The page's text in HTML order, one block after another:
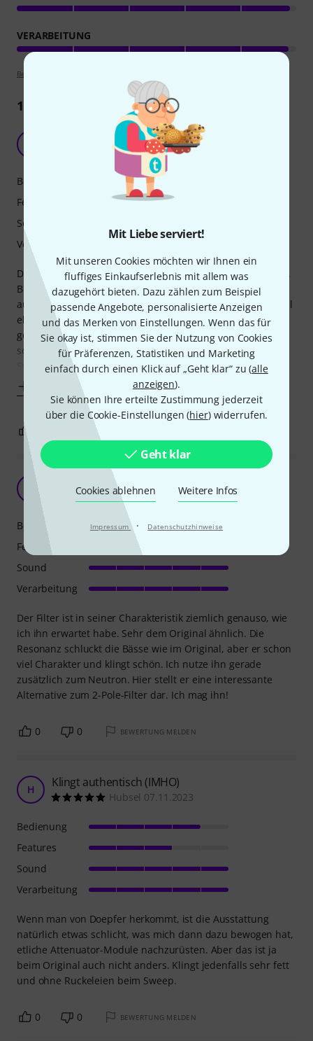
Mit Liebe serviert!
Mit unseren Cookies möchten wir Ihnen ein
fluffiges Einkaufserlebnis mit allem was
dazugehört bieten. Dazu zählen zum Beispiel
passende Angebote, personalisierte Anzeigen
und das Merken von Einstellungen. Wenn das für
Sie okay ist, stimmen Sie der Nutzung von Cookies
für Präferenzen, Statistiken und Marketing
einfach durch einen Klick auf „Geht klar“ zu (alle
anzeigen).
Sie können Ihre erteilte Zustimmung jederzeit
über die Cookie-Einstellungen (hier) widerrufen.
Geht klar
Cookies ablehnen Weitere Infos
Impressum · Datenschutzhinweise
VERARBEITUNG
Bewertungsrichtlinien
16
Marco99 06.07.2020
Dieser Filter ist kein Schönfilter, er klingt eben authentisch.
Behringers Roland 100 Filter dagegen ist ein Schönfilter,
auch er klingt authentisch aber eben einfach schön - er will
eben jedem gefallen. Als Bobby damals 1964 seinen Filter
gebaut hatte, da war dieser nicht auf Schönheit getrimmt,
sondern er sollte einfach mal filtern. Der Charakter eines
System 55 hat
Mehr anzeigen
Bedienung
Features
Sound
Verarbeitung
Wie erwartet und erhofft
EduardS 17.07.2020
Der Filter ist in seiner Charakteristik ziemlich genauso, wie
ich ihn erwartet habe. Sehr dem Original ähnlich. Die
Resonanz schluckt die Bässe wie im Original, aber er schon
viel Charakter und klingt schön. Ich nutze ihn gerade
zusätzlich zum Neutron. Hier stellt er eine interessante
Alternative zum 2-Pole-Filter dar. Ich mag ihn!
Bedienung
Features
Sound
Verarbeitung
0 0 BEWERTUNG MELDEN
H Klingt authentisch (IMHO)
Hubsel 07.11.2023
Wenn man von Doepfer herkommt, ist die Ausstattung
natürlich etwas schlicht, was mich dann dazu bewogen hat,
etliche Attenuator-Module nachzurüsten. Aber das ist ja
beim Original auch nicht anders. Klingt jedenfalls sehr fett
und ohne Ruckeleien beim Sweep.
Bedienung
Features
Sound
Verarbeitung
0 0 BEWERTUNG MELDEN